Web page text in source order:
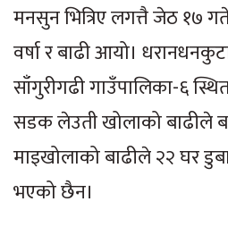
मनसुन भित्रिए लगत्तै जेठ १७
वर्षा र बाढी आयो।
साँगुरीगढी गाउँपालिका-६
सडक लेउती खोलाको बाढीले
माइखोलाको बाढीले २२ घर
भएको छैन।